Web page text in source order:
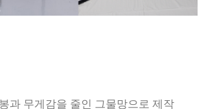
과 무게감을 줄인 그물망으로 제작